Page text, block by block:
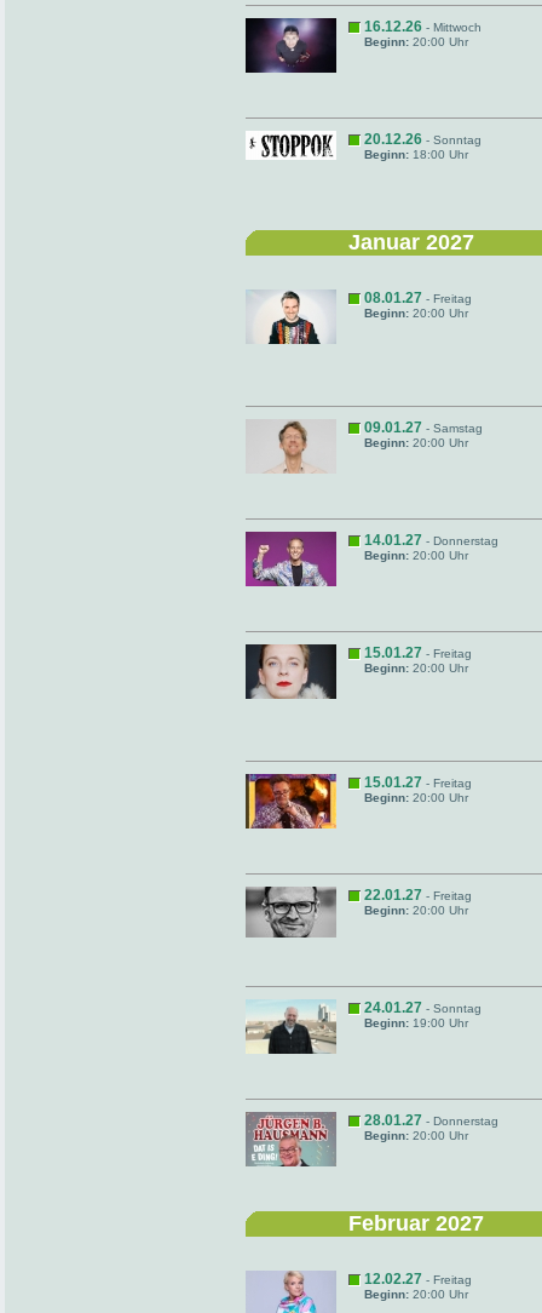
16.12.26 - Mittwoch
Beginn: 20:00 Uhr
20.12.26 - Sonntag
Beginn: 18:00 Uhr
Januar 2027
08.01.27 - Freitag
Beginn: 20:00 Uhr
09.01.27 - Samstag
Beginn: 20:00 Uhr
14.01.27 - Donnerstag
Beginn: 20:00 Uhr
15.01.27 - Freitag
Beginn: 20:00 Uhr
15.01.27 - Freitag
Beginn: 20:00 Uhr
22.01.27 - Freitag
Beginn: 20:00 Uhr
24.01.27 - Sonntag
Beginn: 19:00 Uhr
28.01.27 - Donnerstag
Beginn: 20:00 Uhr
Februar 2027
12.02.27 - Freitag
Beginn: 20:00 Uhr